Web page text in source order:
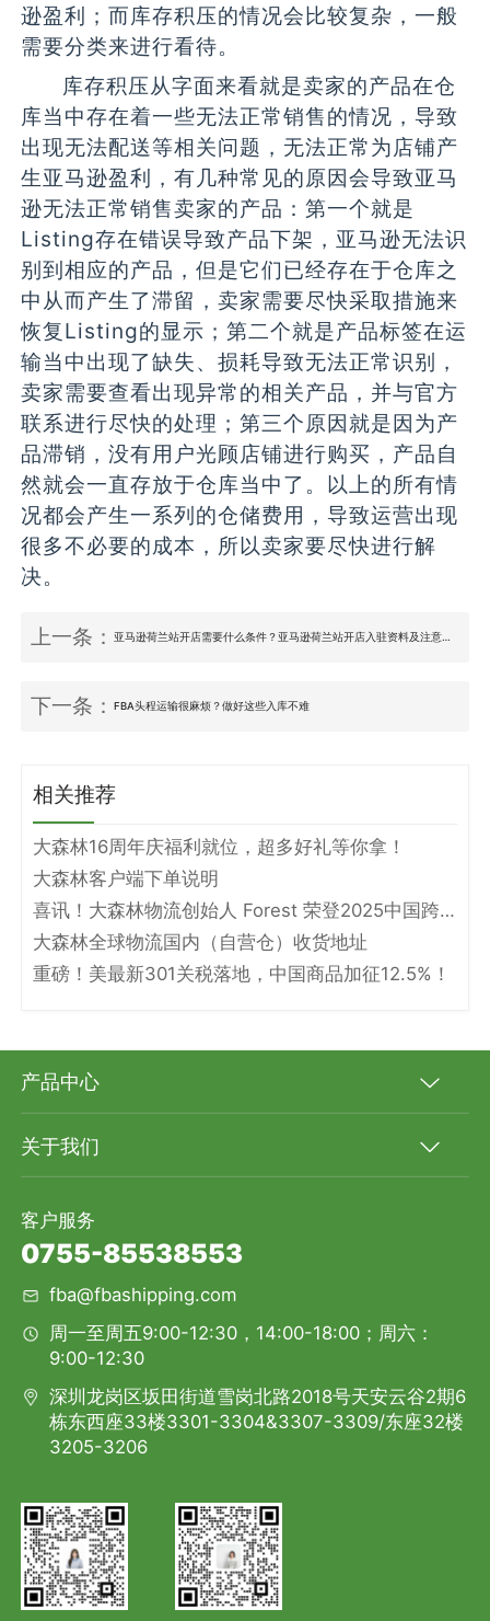
逊盈利；而库存积压的情况会比较复杂，一般
需要分类来进行看待。
库存积压从字面来看就是卖家的产品在仓
库当中存在着一些无法正常销售的情况，导致
出现无法配送等相关问题，无法正常为店铺产
生亚马逊盈利，有几种常见的原因会导致亚马
逊无法正常销售卖家的产品：第一个就是
Listing存在错误导致产品下架，亚马逊无法识
别到相应的产品，但是它们已经存在于仓库之
中从而产生了滞留，卖家需要尽快采取措施来
恢复Listing的显示；第二个就是产品标签在运
输当中出现了缺失、损耗导致无法正常识别，
卖家需要查看出现异常的相关产品，并与官方
联系进行尽快的处理；第三个原因就是因为产
品滞销，没有用户光顾店铺进行购买，产品自
然就会一直存放于仓库当中了。以上的所有情
况都会产生一系列的仓储费用，导致运营出现
很多不必要的成本，所以卖家要尽快进行解
决。
上一条： 亚马逊荷兰站开店需要什么条件？亚马逊荷兰站开店入驻资料及注意事项
下一条：FBA头程运输很麻烦？做好这些入库不难
相关推荐
大森林16周年庆福利就位，超多好礼等你拿！
大森林客户端下单说明
喜讯！大森林物流创始人 Forest 荣登2025中国跨境电商物流名人堂！
大森林全球物流国内（自营仓）收货地址
重磅！美最新301关税落地，中国商品加征12.5%！
产品中心
关于我们
客户服务
0755-85538553
fba@fbashipping.com
周一至周五9:00-12:30，14:00-18:00；周六：
9:00-12:30
深圳龙岗区坂田街道雪岗北路2018号天安云谷2期6
栋东西座33楼3301-3304&3307-3309/东座32楼
3205-3206